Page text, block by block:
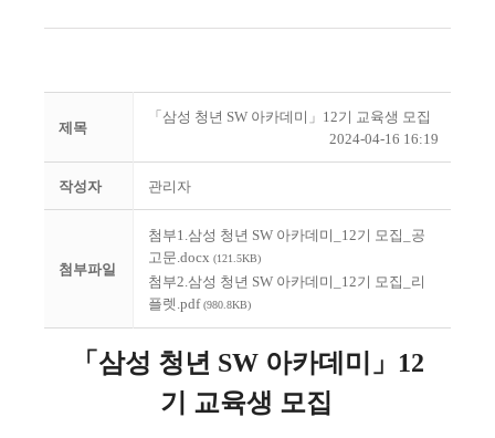
제목
「삼성 청년 SW 아카데미」12기 교육생 모집
2024-04-16 16:19
작성자 관리자
첨부파일
첨부1.삼성 청년 SW 아카데미_12기 모집_공
고문.docx (121.5KB)
첨부2.삼성 청년 SW 아카데미_12기 모집_리
플렛.pdf(980.8KB)
「삼성 청년 SW 아카데미」12
기 교육생 모집